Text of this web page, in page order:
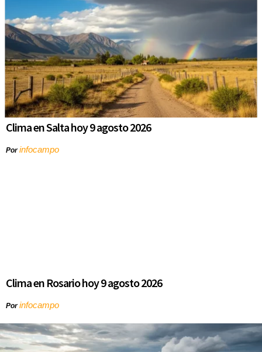
Clima en Salta hoy 9 agosto 2026
Porinfocampo
Clima en Rosario hoy 9 agosto 2026
Porinfocampo